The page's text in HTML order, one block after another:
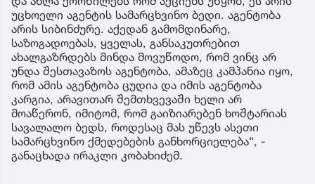
უცხოელი აგენტის სამარცხვინო ბედი. აგენტობა
არის სიბინძურე. აქედან გამომდინარე,
საზოგადოებას, ყველას, განსაკუთრებით
ახალგაზრდებს მინდა მოვუწოდო, რომ ვინც არ
უნდა შესთავაზოს აგენტობა, ამაზეც კამპანია იყო,
რომ ამის აგენტობა ცუდია და იმის აგენტობა
კარგია, არავითარ შემთხვევაში ხელი არ
მოაწერონ, იმიტომ, რომ გაიზიარებენ ხოშტარიას
სავალალო ბედს, როდესაც მას უწევს ასეთი
სამარცხვინო ქმედებების განხორციელება“, -
განაცხადა ირაკლი კობახიძემ.